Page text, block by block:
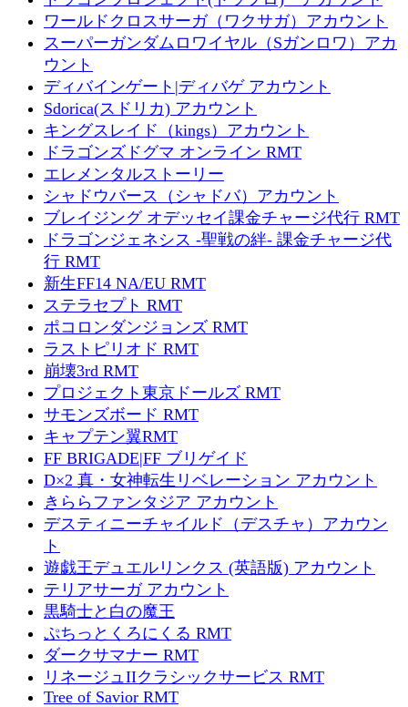
ワールドクロスサーガ（ワクサガ）アカウント
スーパーガンダムロワイヤル（Sガンロワ）アカ
ウント
ディバインゲート|ディバゲ アカウント
Sdorica(スドリカ) アカウント
キングスレイド（kings）アカウント
ドラゴンズドグマ オンライン RMT
エレメンタルストーリー
シャドウバース（シャドバ）アカウント
ブレイジング オデッセイ課金チャージ代行 RMT
ドラゴンジェネシス -聖戦の絆- 課金チャージ代
行 RMT
新生FF14 NA/EU RMT
ステラセプト RMT
ポコロンダンジョンズ RMT
ラストピリオド RMT
崩壊3rd RMT
プロジェクト東京ドールズ RMT
サモンズボード RMT
キャプテン翼RMT
FF BRIGADE|FF ブリゲイド
D×2 真・女神転生リベレーション アカウント
きららファンタジア アカウント
デスティニーチャイルド（デスチャ）アカウン
ト
遊戯王デュエルリンクス (英語版) アカウント
テリアサーガ アカウント
黒騎士と白の魔王
ぷちっとくろにくる RMT
ダークサマナー RMT
リネージュIIクラシックサービス RMT
Tree of Savior RMT